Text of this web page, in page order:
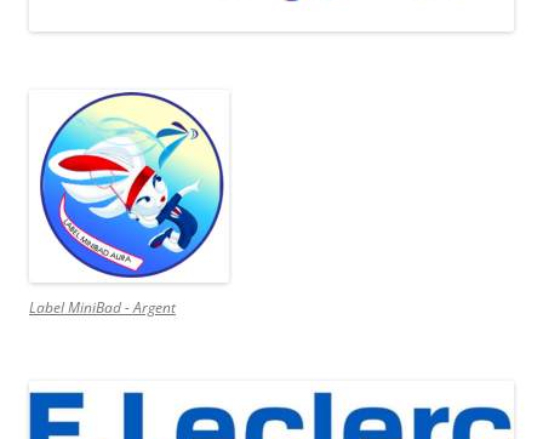
Label MiniBad - Argent